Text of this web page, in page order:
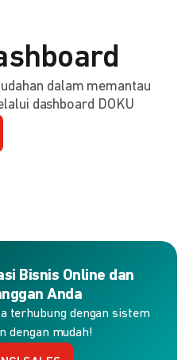
dalam memantau
dashboard DOKU
Bisnis Online dan
Anda
terhubung dengan sistem
dengan mudah!